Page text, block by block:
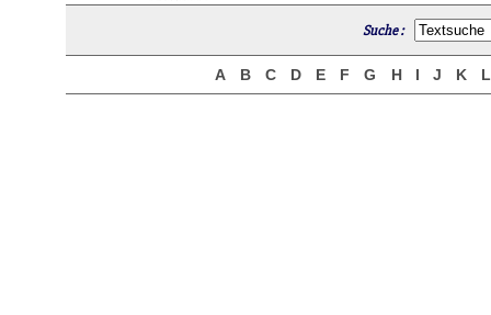
Suche :
A B C D E F G H I J K